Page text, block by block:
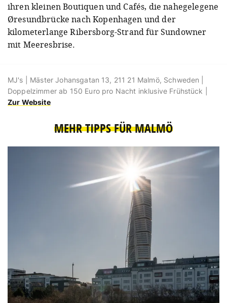
ihren kleinen Boutiquen und Cafés, die nahegelegene
Øresundbrücke nach Kopenhagen und der
kilometerlange Ribersborg-Strand für Sundowner
mit Meeresbrise.
MJ's | Mäster Johansgatan 13, 211 21 Malmö, Schweden |
Doppelzimmer ab 150 Euro pro Nacht inklusive Frühstück |
Zur Website
MEHR TIPPS FÜR MALMÖ